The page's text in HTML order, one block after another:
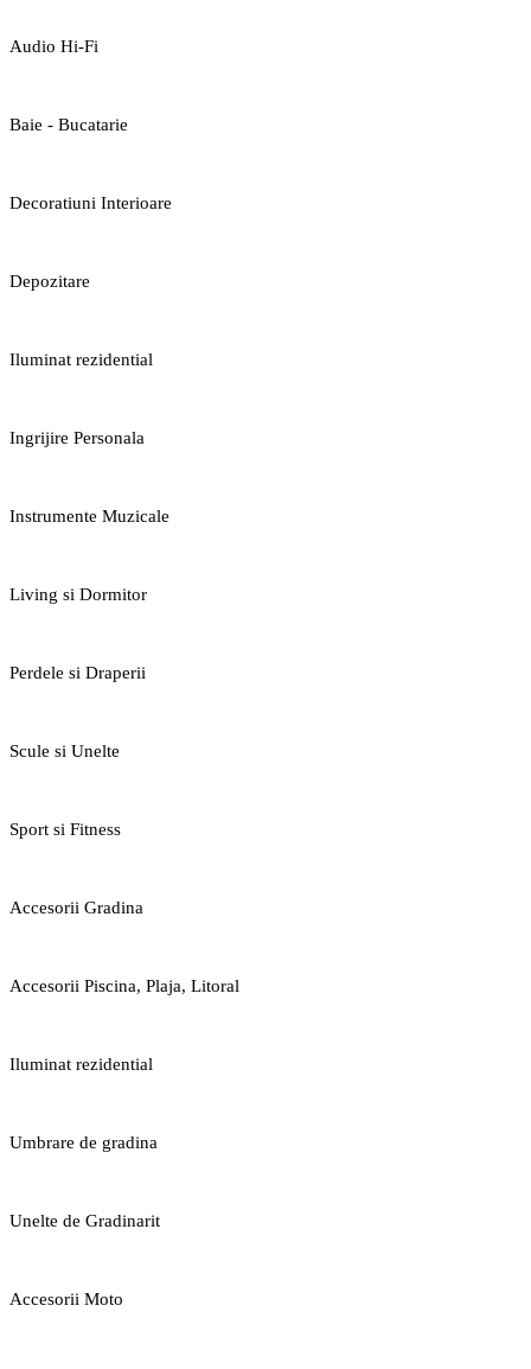
Audio Hi-Fi
Baie - Bucatarie
Decoratiuni Interioare
Depozitare
Iluminat rezidential
Ingrijire Personala
Instrumente Muzicale
Living si Dormitor
Perdele si Draperii
Scule si Unelte
Sport si Fitness
Accesorii Gradina
Accesorii Piscina, Plaja, Litoral
Iluminat rezidential
Umbrare de gradina
Unelte de Gradinarit
Accesorii Moto